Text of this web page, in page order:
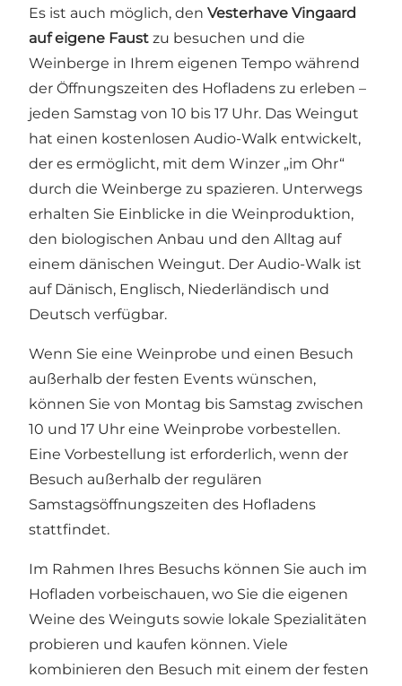
Es ist auch möglich, den Vesterhave Vingaard
auf eigene Faust zu besuchen und die
Weinberge in Ihrem eigenen Tempo während
der Öffnungszeiten des Hofladens zu erleben –
jeden Samstag von 10 bis 17 Uhr. Das Weingut
hat einen kostenlosen Audio-Walk entwickelt,
der es ermöglicht, mit dem Winzer „im Ohr“
durch die Weinberge zu spazieren. Unterwegs
erhalten Sie Einblicke in die Weinproduktion,
den biologischen Anbau und den Alltag auf
einem dänischen Weingut. Der Audio-Walk ist
auf Dänisch, Englisch, Niederländisch und
Deutsch verfügbar.
Wenn Sie eine Weinprobe und einen Besuch
außerhalb der festen Events wünschen,
können Sie von Montag bis Samstag zwischen
10 und 17 Uhr eine Weinprobe vorbestellen.
Eine Vorbestellung ist erforderlich, wenn der
Besuch außerhalb der regulären
Samstagsöffnungszeiten des Hofladens
stattfindet.
Im Rahmen Ihres Besuchs können Sie auch im
Hofladen vorbeischauen, wo Sie die eigenen
Weine des Weinguts sowie lokale Spezialitäten
probieren und kaufen können. Viele
kombinieren den Besuch mit einem der festen